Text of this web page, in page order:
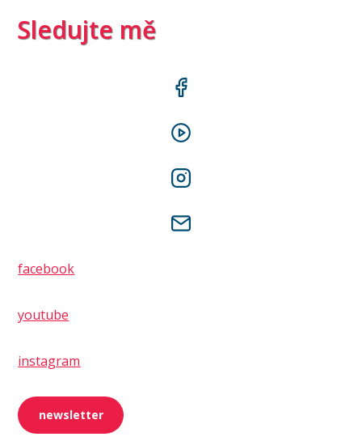
Sledujte mě
facebook
youtube
instagram
newsletter